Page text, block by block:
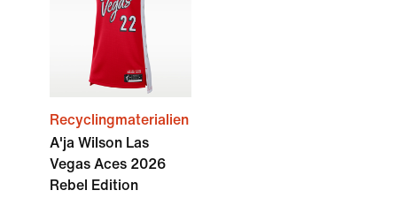
Recyclingmaterialien
A'ja Wilson Las
Vegas Aces 2026
Rebel Edition